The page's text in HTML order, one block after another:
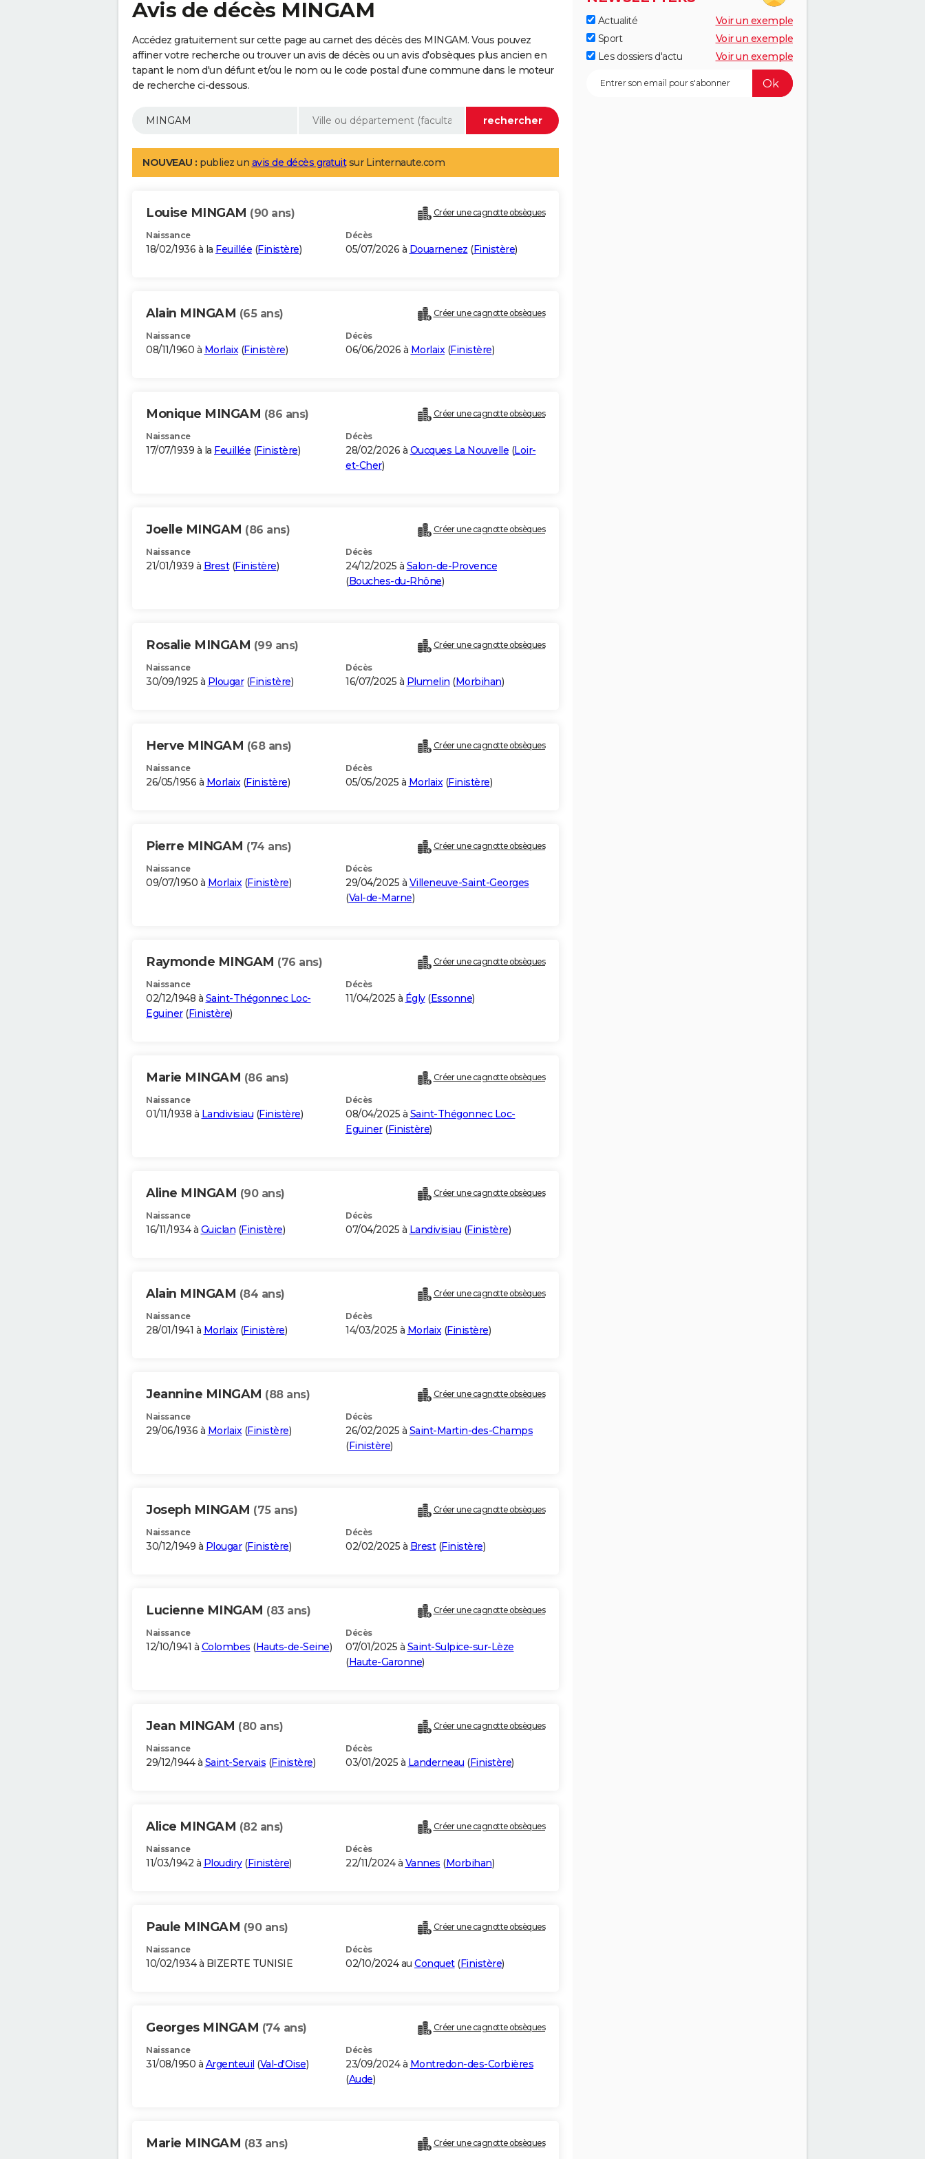
Avis de décès MINGAM
Accédez gratuitement sur cette page au carnet des décès des MINGAM. Vous pouvez
affiner votre recherche ou trouver un avis de décès ou un avis d'obsèques plus ancien en
tapant le nom d'un défunt et/ou le nom ou le code postal d'une commune dans le moteur
de recherche ci-dessous.
NOUVEAU : publiez un avis de décès gratuitsur Linternaute.com
Louise MINGAM (90 ans) Créer une cagnotte obsèques
Naissance
18/02/1936 à la Feuillée (Finistère)
Décès
05/07/2026 à Douarnenez (Finistère)
Alain MINGAM (65 ans) Créer une cagnotte obsèques
Naissance
08/11/1960 à Morlaix(Finistère)
Décès
06/06/2026 à Morlaix(Finistère)
Monique MINGAM (86 ans) Créer une cagnotte obsèques
Naissance
17/07/1939 à la Feuillée (Finistère)
Décès
28/02/2026 à Oucques La Nouvelle (Loir-
et-Cher)
Joelle MINGAM (86 ans) Créer une cagnotte obsèques
Naissance
21/01/1939 à Brest(Finistère)
Décès
24/12/2025 à Salon-de-Provence
(Bouches-du-Rhône)
Rosalie MINGAM (99 ans) Créer une cagnotte obsèques
Naissance
30/09/1925 à Plougar(Finistère)
Décès
16/07/2025 à Plumelin (Morbihan)
Herve MINGAM (68 ans) Créer une cagnotte obsèques
Naissance
26/05/1956 à Morlaix(Finistère)
Décès
05/05/2025 à Morlaix(Finistère)
Pierre MINGAM (74 ans) Créer une cagnotte obsèques
Naissance
09/07/1950 à Morlaix(Finistère)
Décès
29/04/2025 à Villeneuve-Saint-Georges
(Val-de-Marne)
Raymonde MINGAM (76 ans) Créer une cagnotte obsèques
Naissance
02/12/1948 à Saint-Thégonnec Loc-
Eguiner(Finistère)
Décès
11/04/2025 à Égly(Essonne)
Marie MINGAM (86 ans) Créer une cagnotte obsèques
Naissance
01/11/1938 à Landivisiau (Finistère)
Décès
08/04/2025 à Saint-Thégonnec Loc-
Eguiner(Finistère)
Aline MINGAM (90 ans) Créer une cagnotte obsèques
Naissance
16/11/1934 à Guiclan (Finistère)
Décès
07/04/2025 à Landivisiau (Finistère)
Alain MINGAM (84 ans) Créer une cagnotte obsèques
Naissance
28/01/1941 à Morlaix(Finistère)
Décès
14/03/2025 à Morlaix(Finistère)
Jeannine MINGAM (88 ans) Créer une cagnotte obsèques
Naissance
29/06/1936 à Morlaix(Finistère)
Décès
26/02/2025 à Saint-Martin-des-Champs
(Finistère)
Joseph MINGAM (75 ans) Créer une cagnotte obsèques
Naissance
30/12/1949 à Plougar(Finistère)
Décès
02/02/2025 à Brest(Finistère)
Lucienne MINGAM (83 ans) Créer une cagnotte obsèques
Naissance
12/10/1941 à Colombes (Hauts-de-Seine)
Décès
07/01/2025 à Saint-Sulpice-sur-Lèze
(Haute-Garonne)
Jean MINGAM (80 ans) Créer une cagnotte obsèques
Naissance
29/12/1944 à Saint-Servais (Finistère)
Décès
03/01/2025 à Landerneau (Finistère)
Alice MINGAM (82 ans) Créer une cagnotte obsèques
Naissance
11/03/1942 à Ploudiry(Finistère)
Décès
22/11/2024 à Vannes (Morbihan)
Paule MINGAM (90 ans) Créer une cagnotte obsèques
Naissance
10/02/1934 à BIZERTE TUNISIE
Décès
02/10/2024 au Conquet(Finistère)
Georges MINGAM (74 ans) Créer une cagnotte obsèques
Naissance
31/08/1950 à Argenteuil (Val-d'Oise)
Décès
23/09/2024 à Montredon-des-Corbières
(Aude)
Marie MINGAM (83 ans) Créer une cagnotte obsèques
Actualité
Voir un exemple
Sport
Voir un exemple
Les dossiers d'actu
Voir un exemple